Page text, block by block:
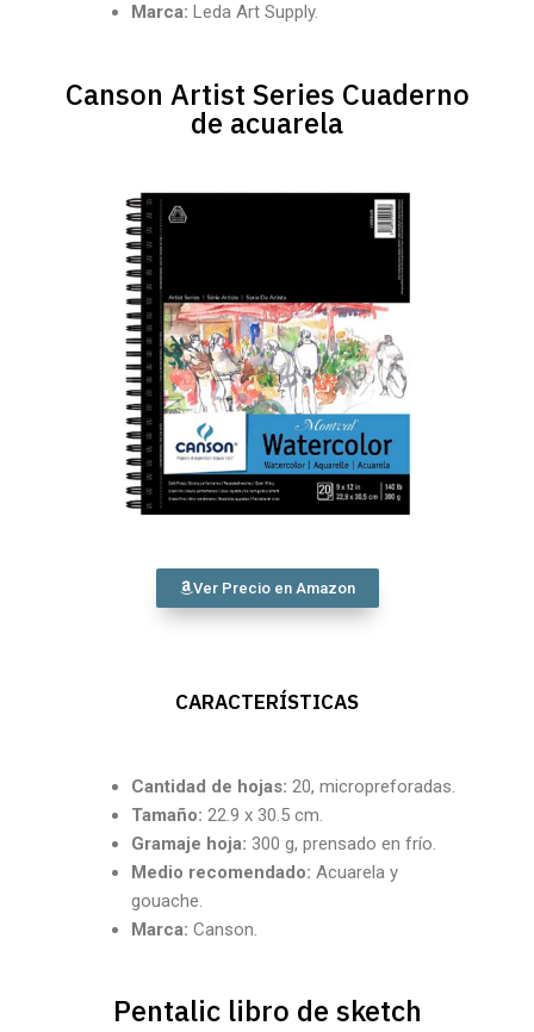
Marca: Leda Art Supply.
Canson Artist Series Cuaderno
de acuarela
Ver Precio en Amazon
CARACTERÍSTICAS
Cantidad de hojas: 20, micropreforadas.
Tamaño: 22.9 x 30.5 cm.
Gramaje hoja: 300 g, prensado en frío.
Medio recomendado: Acuarela y
gouache.
Marca: Canson.
Pentalic libro de sketch